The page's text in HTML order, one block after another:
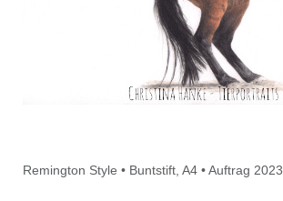
Remington Style • Buntstift, A4 • Auftrag 2023